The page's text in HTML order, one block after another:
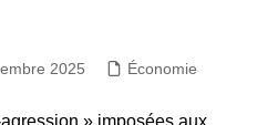
2025 Économie